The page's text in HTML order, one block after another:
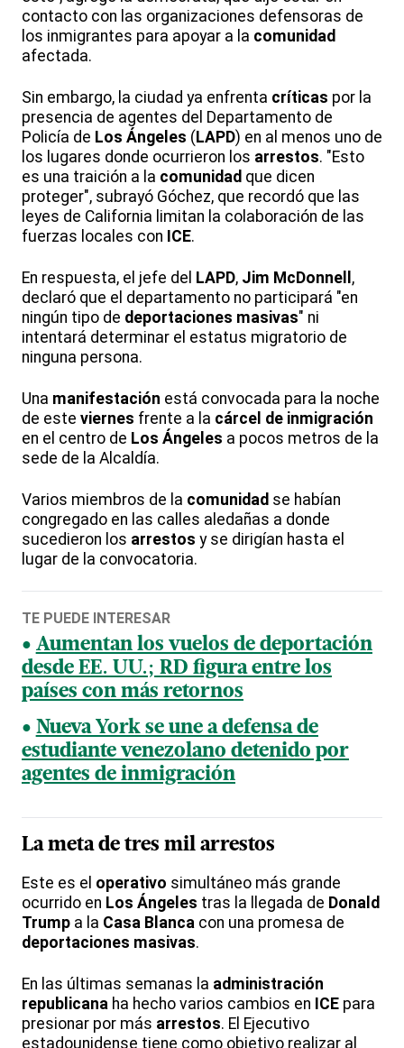
contacto con las organizaciones defensoras de
los inmigrantes para apoyar a la comunidad
afectada.
Sin embargo, la ciudad ya enfrenta críticas por la
presencia de agentes del Departamento de
Policía de Los Ángeles ( LAPD) en al menos uno de
los lugares donde ocurrieron los arrestos. "Esto
es una traición a la comunidad que dicen
proteger", subrayó Góchez, que recordó que las
leyes de California limitan la colaboración de las
fuerzas locales con ICE.
En respuesta, el jefe del LAPD, Jim McDonnell ,
declaró que el departamento no participará "en
ningún tipo de deportaciones masivas" ni
intentará determinar el estatus migratorio de
ninguna persona.
Una manifestación está convocada para la noche
de este viernes frente a la cárcel de inmigración
en el centro de Los Ángeles a pocos metros de la
sede de la Alcaldía.
Varios miembros de la comunidad se habían
congregado en las calles aledañas a donde
sucedieron los arrestos y se dirigían hasta el
lugar de la convocatoria.
TE PUEDE INTERESAR
Aumentan los vuelos de deportación
desde EE. UU.; RD figura entre los
países con más retornos
Nueva York se une a defensa de
estudiante venezolano detenido por
agentes de inmigración
La meta de tres mil arrestos
Este es el operativo simultáneo más grande
ocurrido en Los Ángeles tras la llegada de Donald
Trump a la Casa Blanca con una promesa de
deportaciones masivas.
En las últimas semanas la administración
republicana ha hecho varios cambios en ICE para
presionar por más arrestos. El Ejecutivo
estadounidense tiene como objetivo realizar al